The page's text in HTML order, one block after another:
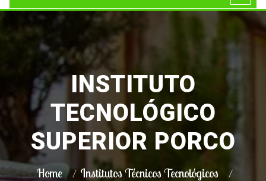
INSTITUTO
TECNOLÓGICO
SUPERIOR PORCO
Home
Institutos Técnicos Tecnológicos